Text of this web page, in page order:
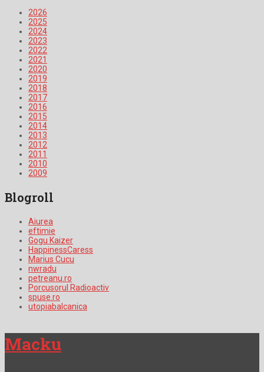
2026
2025
2024
2023
2022
2021
2020
2019
2018
2017
2016
2015
2014
2013
2012
2011
2010
2009
Blogroll
Aiurea
eftimie
Gogu Kaizer
HappinessCaress
Marius Cucu
nwradu
petreanu.ro
Porcusorul Radioactiv
spuse.ro
utopiabalcanica
Macku